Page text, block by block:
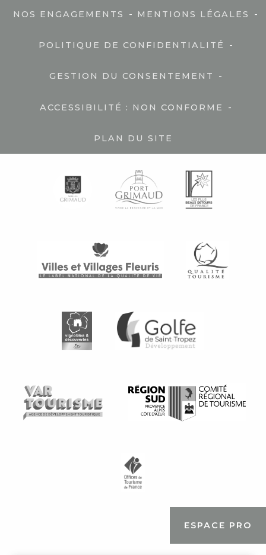
NOS ENGAGEMENTS - MENTIONS LÉGALES -
POLITIQUE DE CONFIDENTIALITÉ -
GESTION DU CONSENTEMENT -
ACCESSIBILITÉ : NON CONFORME -
PLAN DU SITE
ESPACE PRO